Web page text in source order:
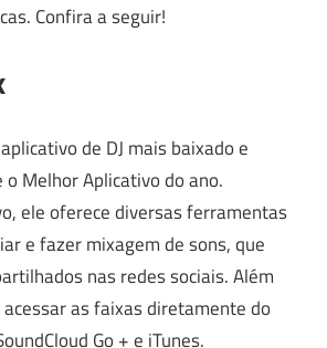
Confira a seguir!
de DJ mais baixado e
Melhor Aplicativo do ano.
ele oferece diversas ferramentas
e fazer mixagem de sons, que
nas redes sociais. Além
as faixas diretamente do
Go + e iTunes.